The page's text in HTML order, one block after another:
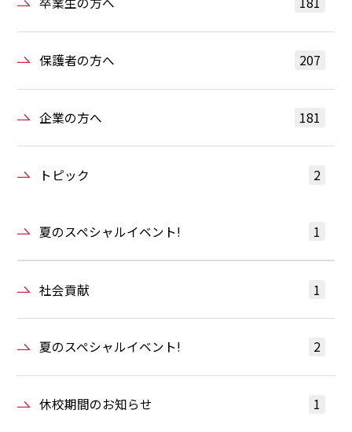
保護者の方へ 207
企業の方へ 181
トピック 2
夏のスペシャルイベント! 1
社会貢献 1
夏のスペシャルイベント! 2
休校期間のお知らせ 1